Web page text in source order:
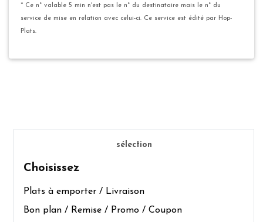
* Ce n° valable 5 min n'est pas le n° du destinataire mais le n° du
service de mise en relation avec celui-ci. Ce service est édité par Hop-
Plats.
sélection
Choisissez
Plats à emporter / Livraison
Bon plan / Remise / Promo / Coupon